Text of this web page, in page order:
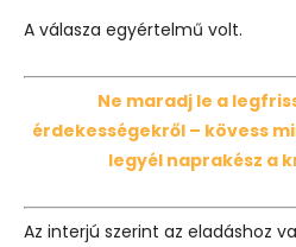
A válasza egyértelmű volt.
Ne maradj le a
érdekességekről – kövess
legyél naprakész a
Az interjú szerint az eladáshoz